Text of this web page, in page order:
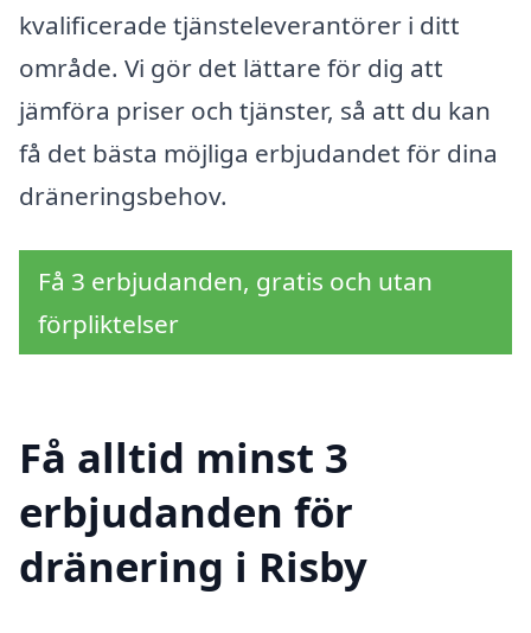
kvalificerade tjänsteleverantörer i ditt
område. Vi gör det lättare för dig att
jämföra priser och tjänster, så att du kan
få det bästa möjliga erbjudandet för dina
dräneringsbehov.
Få 3 erbjudanden, gratis och utan
förpliktelser
Få alltid minst 3
erbjudanden för
dränering i Risby